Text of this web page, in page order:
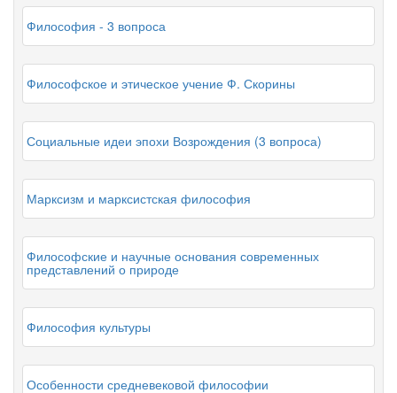
Философия - 3 вопроса
Философское и этическое учение Ф. Скорины
Социальные идеи эпохи Возрождения (3 вопроса)
Марксизм и марксистская философия
Философские и научные основания современных
представлений о природе
Философия культуры
Особенности средневековой философии